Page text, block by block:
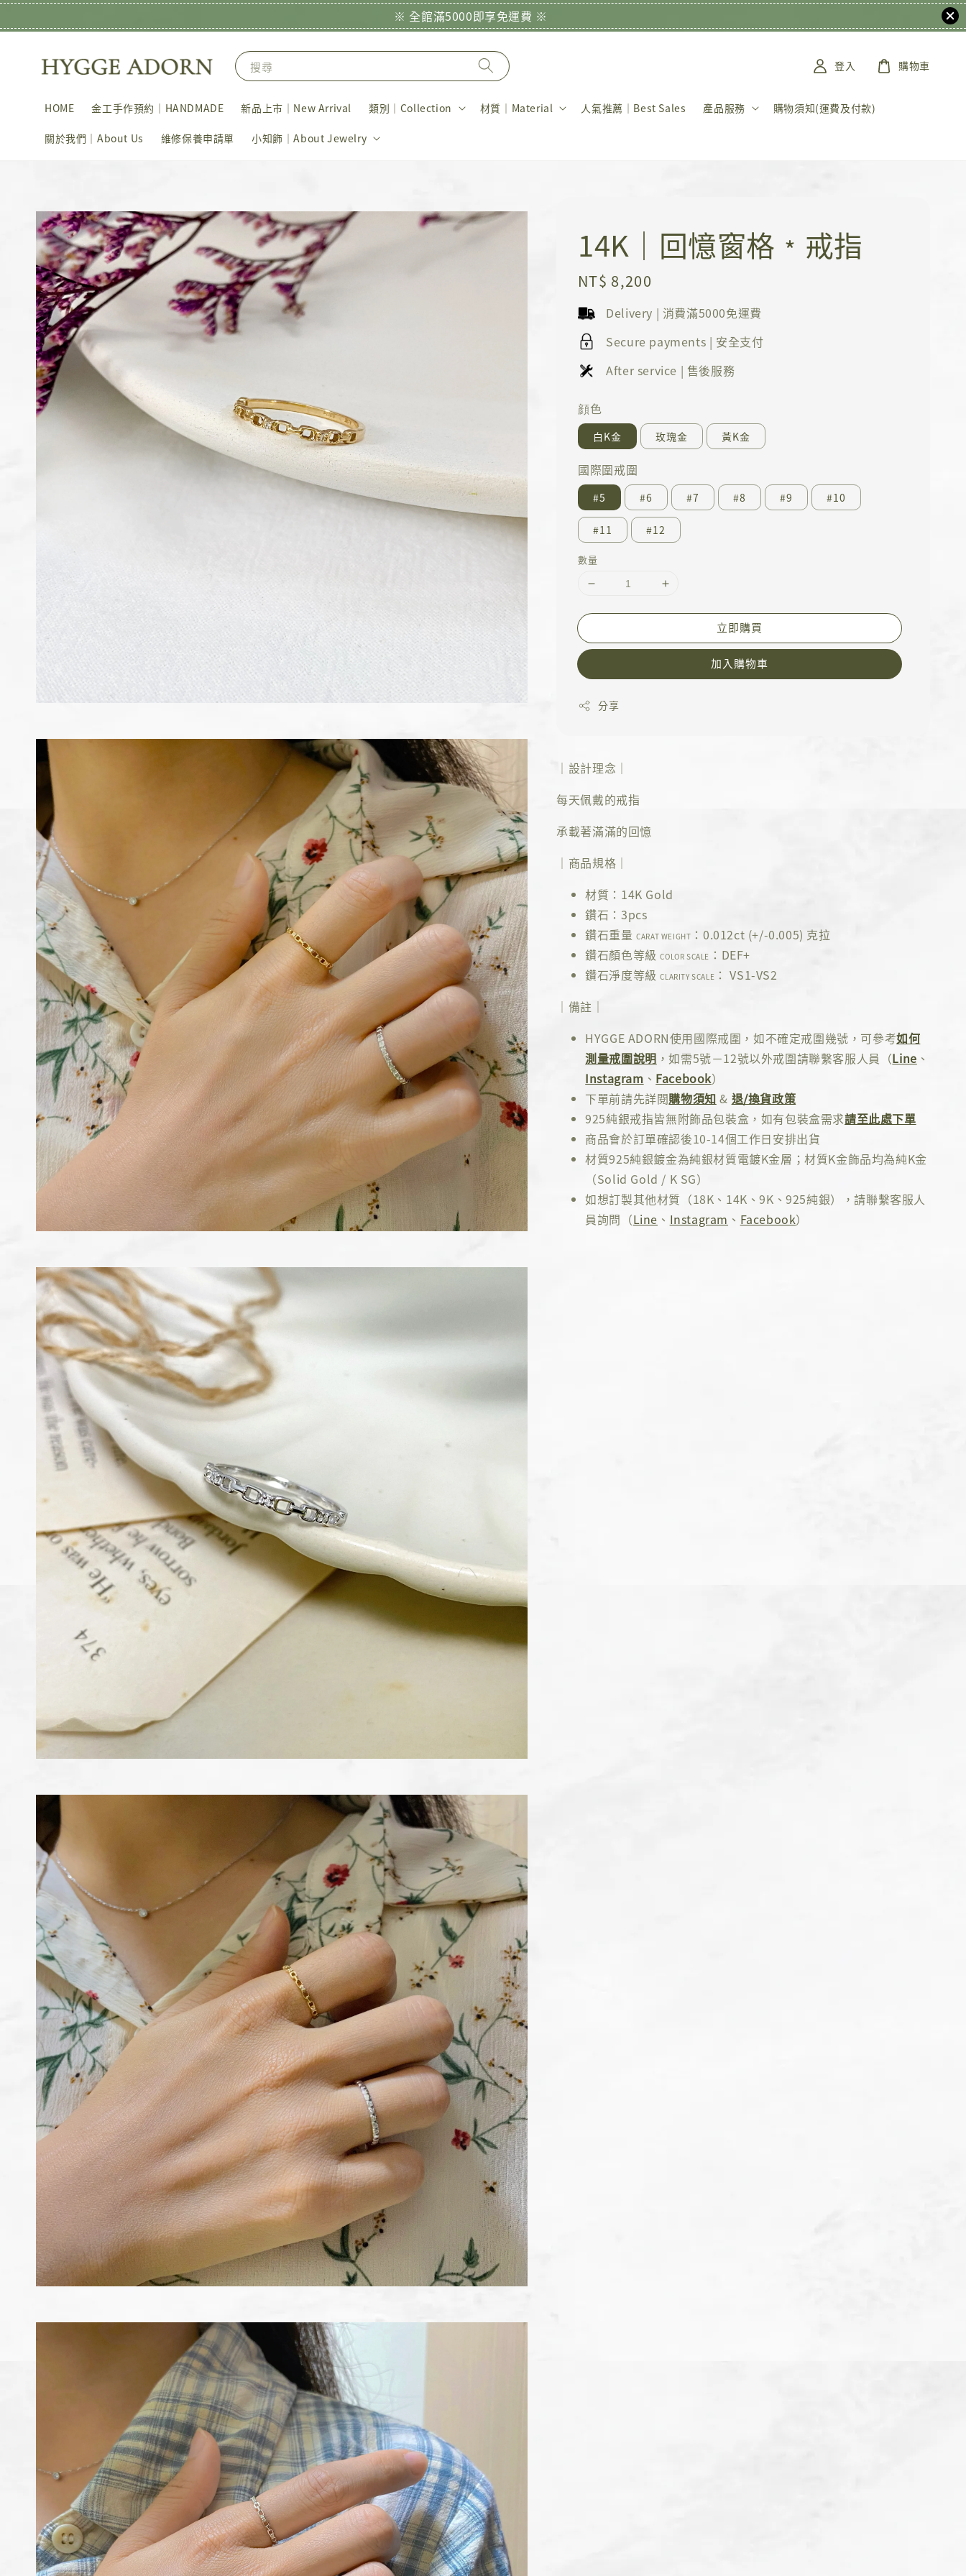
※ 全館滿5000即享免運費 ※
搜尋
HOME 金工手作預約｜HANDMADE 新品上市｜New Arrival 類別｜Collection 材質｜Material 人氣推薦｜Best Sales 產品服務 購物須知(運費及付款)
關於我們｜About Us 維修保養申請單 小知飾｜About Jewelry
登入 購物車
14K｜回憶窗格﹡戒指
Regular
price
NT$ 8,200
Delivery | 消費滿5000免運費
Secure payments | 安全支付
After service | 售後服務
顔色
白K金 玫瑰金 黃K金
國際圍戒圍
#5 #6 #7 #8 #9 #10
#11 #12
數量
立即購買
加入購物車
分享
｜設計理念｜
每天佩戴的戒指
承載著滿滿的回憶
｜商品規格｜
材質：14K Gold
鑽石：3pcs
鑽石重量CARAT WEIGHT ：0.012ct (+/-0.005) 克拉
鑽石顏色等級COLOR SCALE ：DEF+
鑽石淨度等級CLARITY SCALE ： VS1-VS2
｜備註｜
HYGGE ADORN使用國際戒圍，如不確定戒圍幾號，可參考如何
測量戒圍說明 ，如需5號－12號以外戒圍請聯繫客服人員（Line 、
Instagram 、 Facebook）
下單前請先詳閱購物須知 & 退/換貨政策
925純銀戒指皆無附飾品包裝盒，如有包裝盒需求請至此處下單
商品會於訂單確認後10-14個工作日安排出貨
材質925純銀鍍金為純銀材質電鍍K金層；材質K金飾品均為純K金
（Solid Gold / K SG）
如想訂製其他材質（18K、14K、9K、925純銀），請聯繫客服人
員詢問（Line 、 Instagram 、 Facebook）